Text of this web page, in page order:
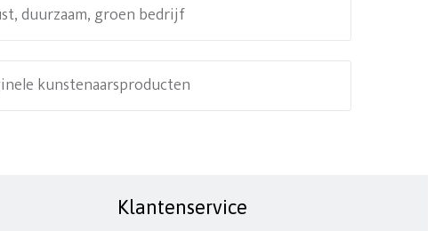
duurzaam, groen bedrijf
kunstenaarsproducten
Klantenservice